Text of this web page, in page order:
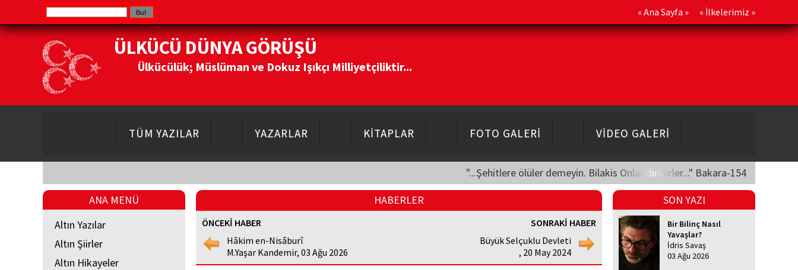
« Ana Sayfa » « İlkelerimiz »
ÜLKÜCÜ DÜNYA GÖRÜŞÜ
Ülkücülük; Müslüman ve Dokuz Işıkçı Milliyetçiliktir...
TÜM YAZILAR YAZARLAR KİTAPLAR FOTO GALERİ VİDEO GALERİ
"...Şehitlere ölüler demeyin. Bilakis Onlar diridirler..." Bakara-154
ANA MENÜ
Altın Yazılar
Altın Şiirler
Altın Hikayeler
HABERLER
ÖNCEKİ HABER
Hâkim en-Nisâburî
M.Yaşar Kandemir, 03 Ağu 2026
SONRAKİ HABER
Büyük Selçuklu Devleti
, 20 May 2024
SON YAZI
Bir Bilinç Nasıl
Yavaşlar?
İdris Savaş
03 Ağu 2026